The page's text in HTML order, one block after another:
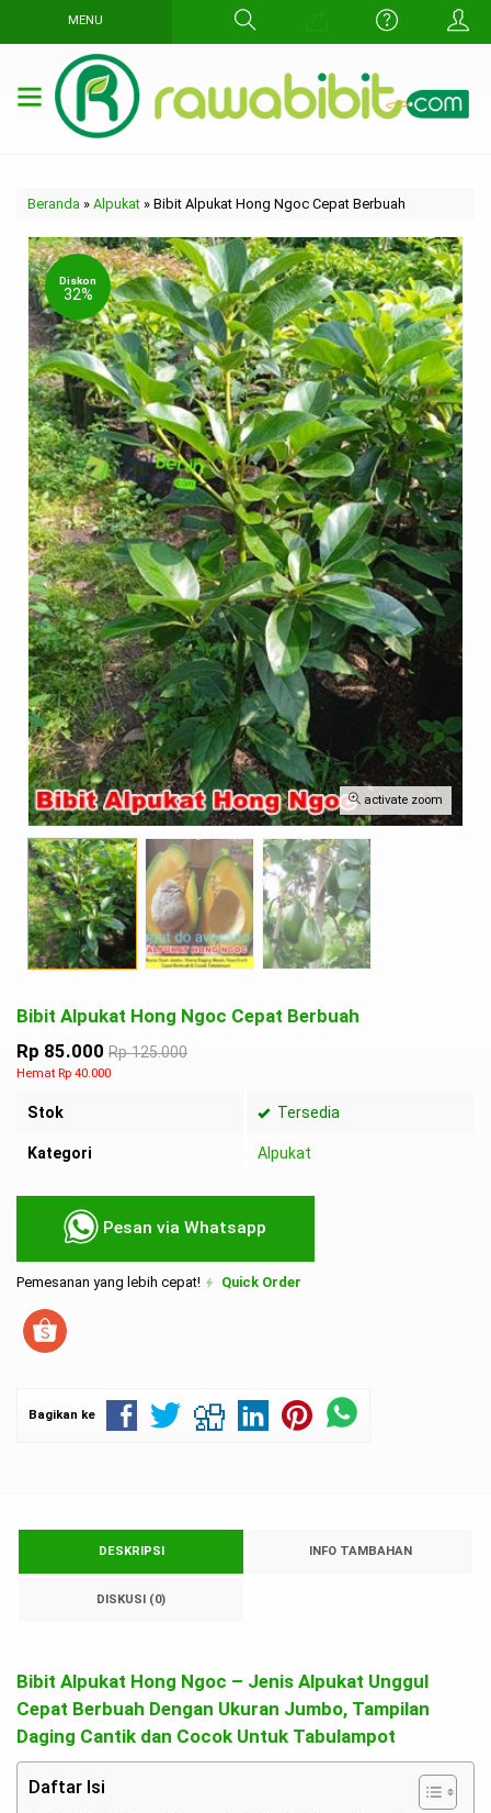
MENU
Beranda » Alpukat » Bibit Alpukat Hong Ngoc Cepat Berbuah
activate zoom
Diskon
32%
Bibit Alpukat Hong Ngoc Cepat Berbuah
Rp 85.000 Rp 125.000
Hemat Rp 40.000
Stok Tersedia
Kategori Alpukat
Pesan via Whatsapp
Pemesanan yang lebih cepat! Quick Order
Bagikan ke
DESKRIPSI INFO TAMBAHAN
DISKUSI (0)
Bibit Alpukat Hong Ngoc – Jenis Alpukat Unggul
Cepat Berbuah Dengan Ukuran Jumbo, Tampilan
Daging Cantik dan Cocok Untuk Tabulampot
Daftar Isi